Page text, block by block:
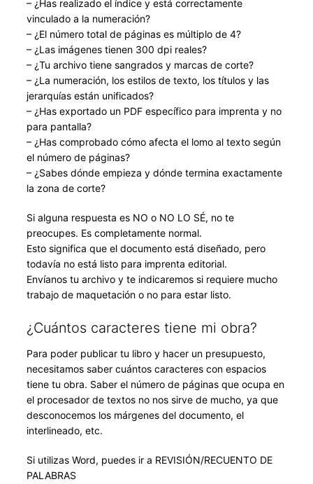
– ¿Has realizado el índice y está correctamente
vinculado a la numeración?
– ¿El número total de páginas es múltiplo de 4?
– ¿Las imágenes tienen 300 dpi reales?
– ¿Tu archivo tiene sangrados y marcas de corte?
– ¿La numeración, los estilos de texto, los títulos y las
jerarquías están unificados?
– ¿Has exportado un PDF específico para imprenta y no
para pantalla?
– ¿Has comprobado cómo afecta el lomo al texto según
el número de páginas?
– ¿Sabes dónde empieza y dónde termina exactamente
la zona de corte?
Si alguna respuesta es NO o NO LO SÉ, no te
preocupes. Es completamente normal.
Esto significa que el documento está diseñado, pero
todavía no está listo para imprenta editorial.
Envíanos tu archivo y te indicaremos si requiere mucho
trabajo de maquetación o no para estar listo.
¿Cuántos caracteres tiene mi obra?
Para poder publicar tu libro y hacer un presupuesto,
necesitamos saber cuántos caracteres con espacios
tiene tu obra. Saber el número de páginas que ocupa en
el procesador de textos no nos sirve de mucho, ya que
desconocemos los márgenes del documento, el
interlineado, etc.
Si utilizas Word, puedes ir a REVISIÓN/RECUENTO DE
PALABRAS